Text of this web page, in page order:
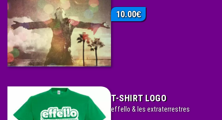
10.00€
T-SHIRT LOGO
effello & les extraterrestres